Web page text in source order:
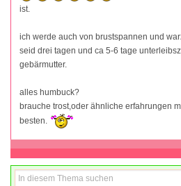
ist.
ich werde auch von brustspannen und
seid drei tagen und ca 5-6 tage
gebärmutter.
alles humbuck?
brauche trost,oder ähnliche erfahrungen
besten.